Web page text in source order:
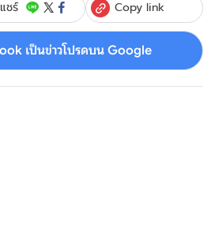
แชร์ Copy link
เป็นข่าวโปรดบน Google